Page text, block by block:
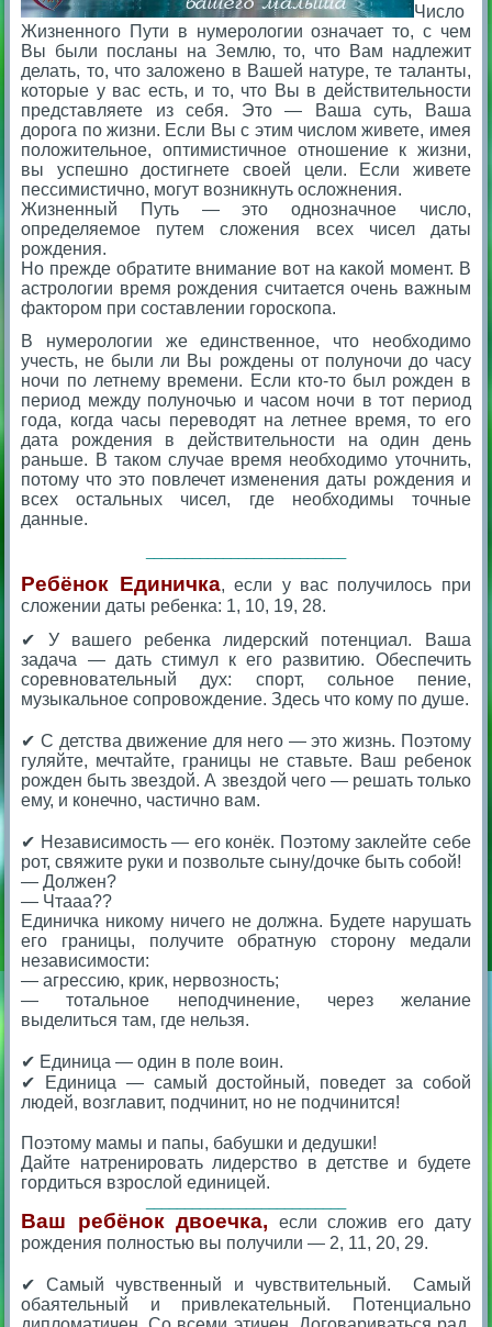
Число
Жизненного Пути в нумерологии означает то, с чем
Вы были посланы на Землю, то, что Вам надлежит
делать, то, что заложено в Вашей натуре, те таланты,
которые у вас есть, и то, что Вы в действительности
представляете из себя. Это — Ваша суть, Ваша
дорога по жизни. Если Вы с этим числом живете, имея
положительное, оптимистичное отношение к жизни,
вы успешно достигнете своей цели. Если живете
пессимистично, могут возникнуть осложнения.
Жизненный Путь — это однозначное число,
определяемое путем сложения всех чисел даты
рождения.
Но прежде обратите внимание вот на какой момент. В
астрологии время рождения считается очень важным
фактором при составлении гороскопа.
В нумерологии же единственное, что необходимо
учесть, не были ли Вы рождены от полуночи до часу
ночи по летнему времени. Если кто-то был рожден в
период между полуночью и часом ночи в тот период
года, когда часы переводят на летнее время, то его
дата рождения в действительности на один день
раньше. В таком случае время необходимо уточнить,
потому что это повлечет изменения даты рождения и
всех остальных чисел, где необходимы точные
данные.
Ребёнок Единичка, если у вас получилось при
сложении даты ребенка: 1, 10, 19, 28.
✔ У вашего ребенка лидерский потенциал. Ваша
задача — дать стимул к его развитию. Обеспечить
соревновательный дух: спорт, сольное пение,
музыкальное сопровождение. Здесь что кому по душе.
✔ С детства движение для него — это жизнь. Поэтому
гуляйте, мечтайте, границы не ставьте. Ваш ребенок
рожден быть звездой. А звездой чего — решать только
ему, и конечно, частично вам.
✔ Независимость — его конёк. Поэтому заклейте себе
рот, свяжите руки и позвольте сыну/дочке быть собой!
— Должен?
— Чтааа??
Единичка никому ничего не должна. Будете нарушать
его границы, получите обратную сторону медали
независимости:
— агрессию, крик, нервозность;
— тотальное неподчинение, через желание
выделиться там, где нельзя.
✔ Единица — один в поле воин.
✔ Единица — самый достойный, поведет за собой
людей, возглавит, подчинит, но не подчинится!
Поэтому мамы и папы, бабушки и дедушки!
Дайте натренировать лидерство в детстве и будете
гордиться взрослой единицей.
Ваш ребёнок двоечка,
если сложив его дату
рождения полностью вы получили — 2, 11, 20, 29.
✔ Самый чувственный и чувствительный. Самый
обаятельный и привлекательный. Потенциально